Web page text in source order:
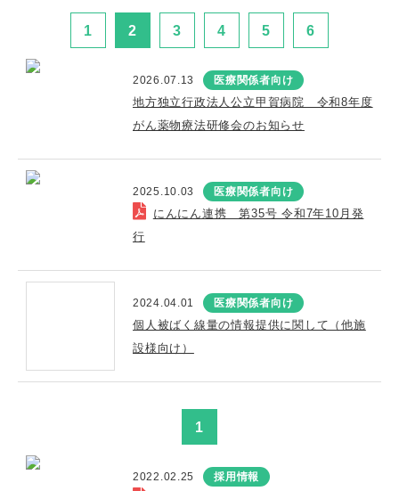
1 2 3 4 5 6
2026.07.13 医療関係者向け
地方独立行政法人公立甲賀病院 令和8年度
がん薬物療法研修会のお知らせ
2025.10.03 医療関係者向け
にんにん連携 第35号 令和7年10月発
行
2024.04.01 医療関係者向け
個人被ばく線量の情報提供に関して（他施
設様向け）
1
2022.02.25 採用情報